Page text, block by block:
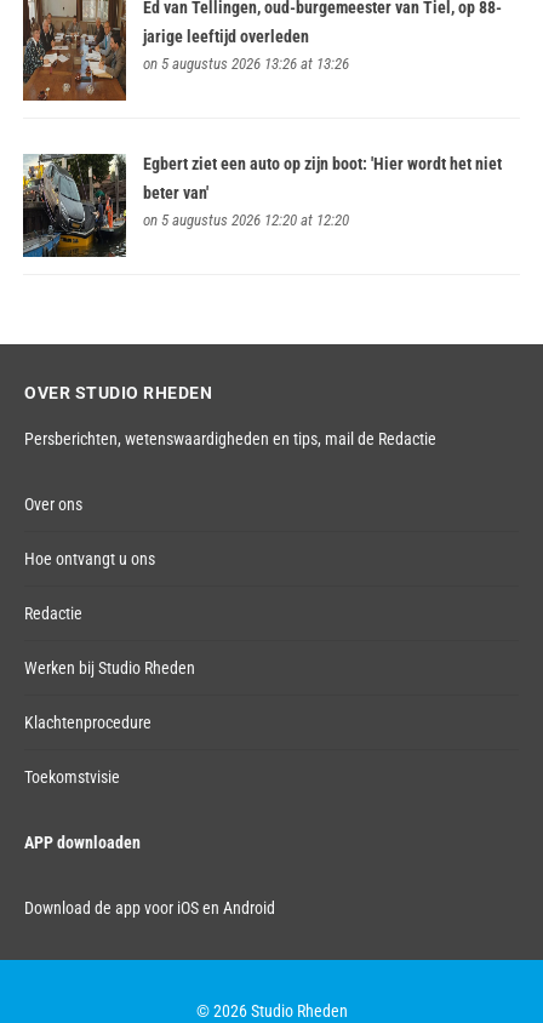
Ed van Tellingen, oud-burgemeester van Tiel, op 88-
jarige leeftijd overleden
on 5 augustus 2026 13:26 at 13:26
Egbert ziet een auto op zijn boot: 'Hier wordt het niet
beter van'
on 5 augustus 2026 12:20 at 12:20
OVER STUDIO RHEDEN
Persberichten, wetenswaardigheden en tips, mail de Redactie
Over ons
Hoe ontvangt u ons
Redactie
Werken bij Studio Rheden
Klachtenprocedure
Toekomstvisie
APP downloaden
Download de app voor iOS en Android
© 2026 Studio Rheden